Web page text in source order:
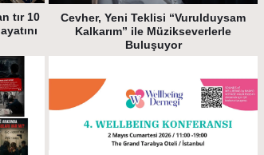
tır 10
Cevher, Yeni Teklisi “Vurulduysam
Kalkarım” ile Müzikseverlerle
Buluşuyor